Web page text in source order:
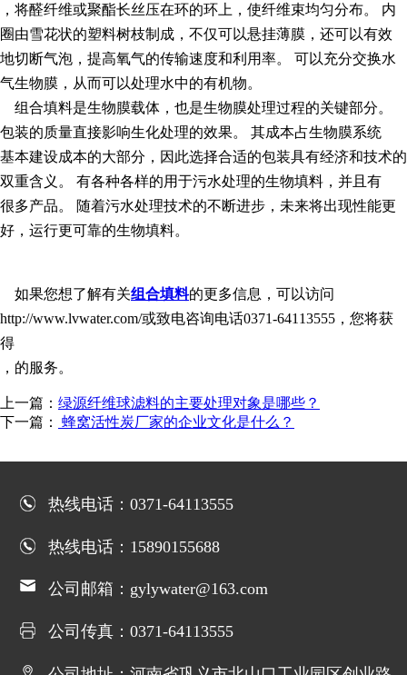
，将醛纤维或聚酯长丝压在环的环上，使纤维束均匀分布。 内
圈由雪花状的塑料树枝制成，不仅可以悬挂薄膜，还可以有效
地切断气泡，提高氧气的传输速度和利用率。 可以充分交换水
气生物膜，从而可以处理水中的有机物。
组合填料是生物膜载体，也是生物膜处理过程的关键部分。
包装的质量直接影响生化处理的效果。 其成本占生物膜系统
基本建设成本的大部分，因此选择合适的包装具有经济和技术的
双重含义。 有各种各样的用于污水处理的生物填料，并且有
很多产品。 随着污水处理技术的不断进步，未来将出现性能更
好，运行更可靠的生物填料。
如果您想了解有关组合填料的更多信息，可以访问
http://www.lvwater.com/或致电咨询电话0371-64113555，您将获
得
，的服务。
上一篇： 绿源纤维球滤料的主要处理对象是哪些？
下一篇：
蜂窝活性炭厂家的企业文化是什么？
热线电话：0371-64113555
热线电话：15890155688
公司邮箱：gylywater@163.com
公司传真：0371-64113555